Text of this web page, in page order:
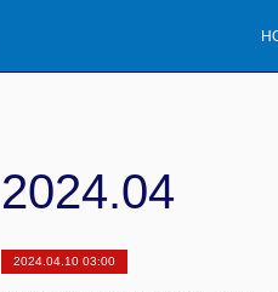
2024.04
2024.04.10 03:00